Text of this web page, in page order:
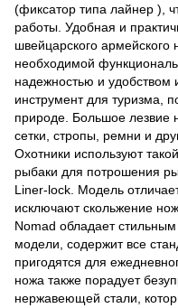
(фиксатор типа лайнер ),
работы. Удобная и
швейцарского армейского
необходимой
надежностью и удобством
инструмент для туризма,
природе. Большое лезвие
сетки, стропы, ремни и
Охотники используют
рыбаки для потрошения
Liner-lock. Модель
исключают скольжение
Nomad обладает
модели, содержит все
пригодятся для
ножа также порадует
нержавеющей стали,